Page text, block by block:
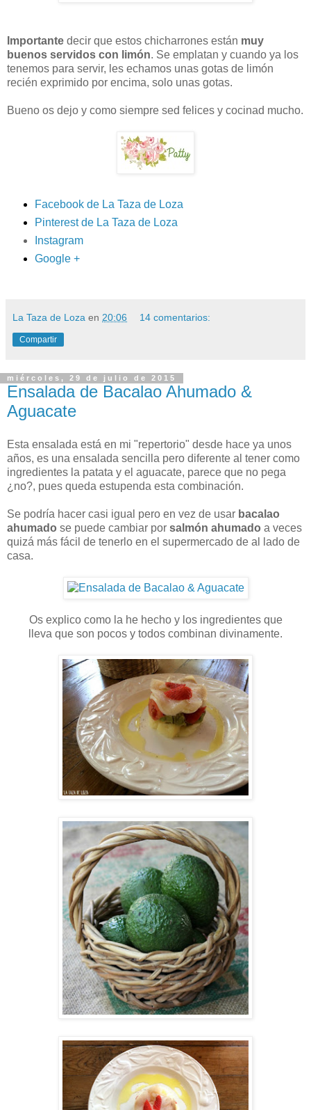
Importante decir que estos chicharrones están muy
buenos servidos con limón. Se emplatan y cuando ya los
tenemos para servir, les echamos unas gotas de limón
recién exprimido por encima, solo unas gotas.
Bueno os dejo y como siempre sed felices y cocinad mucho.
Facebook de La Taza de Loza
Pinterest de La Taza de Loza
Instagram
Google +
La Taza de Loza en 20:06 14 comentarios:
Compartir
miércoles, 29 de julio de 2015
Ensalada de Bacalao Ahumado &
Aguacate
Esta ensalada está en mi "repertorio" desde hace ya unos
años, es una ensalada sencilla pero diferente al tener como
ingredientes la patata y el aguacate, parece que no pega
¿no?, pues queda estupenda esta combinación.
Se podría hacer casi igual pero en vez de usar bacalao
ahumado se puede cambiar por salmón ahumado a veces
quizá más fácil de tenerlo en el supermercado de al lado de
casa.
Os explico como la he hecho y los ingredientes que
lleva que son pocos y todos combinan divinamente.